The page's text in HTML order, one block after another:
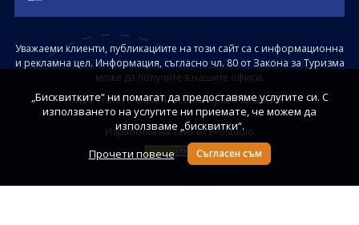
Уважаеми клиенти, публикациите на този сайт са с информационна
и рекламна цел. Информация, съгласно чл. 80 от Закона за Туризма
може да получите в нашите офиси.
ABV Travel's © 2024. Всички права запазени
Изработка на сайт от ProStudio
„Бисквитките“ ни помагат да предоставяме услугите си. С
използването на услугите ни приемате, че можем да
използваме „бисквитки“.
Прочети повече
Съгласен съм